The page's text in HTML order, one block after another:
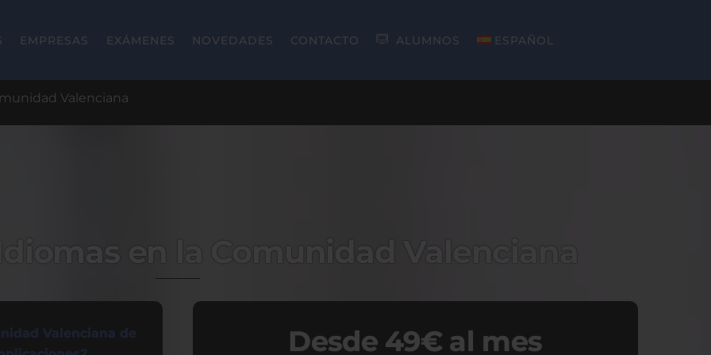
EMPRESAS EXÁMENES NOVEDADES CONTACTO ALUMNOS ESPAÑOL
Valenciana
en la Comunidad Valenciana
Valenciana de
Desde 49€ al mes